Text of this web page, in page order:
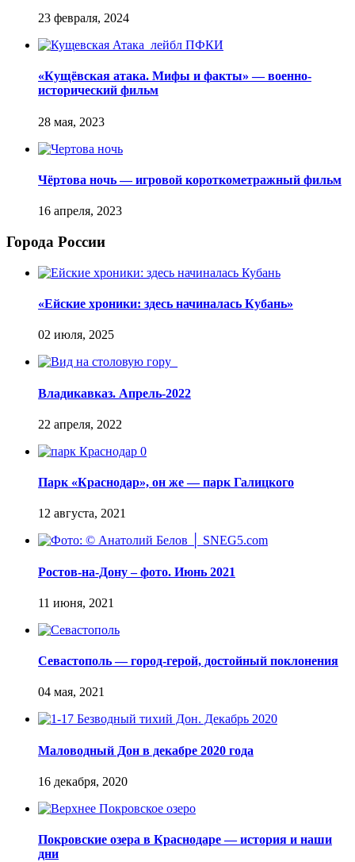
«Кущёвская атака. Мифы и факты» — военно-
исторический фильм
Чёртова ночь — игровой короткометражный фильм
Города России
«Ейские хроники: здесь начиналась Кубань»
Владикавказ. Апрель-2022
Парк «Краснодар», он же — парк Галицкого
Ростов-на-Дону – фото. Июнь 2021
Севастополь — город-герой, достойный поклонения
Маловодный Дон в декабре 2020 года
Покровские озера в Краснодаре — история и наши
дни